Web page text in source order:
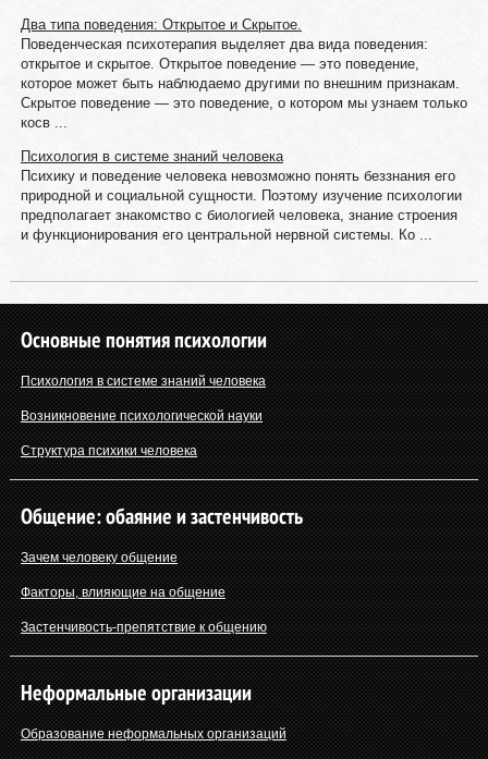
Два типа поведения: Открытое и Скрытое.
Поведенческая психотерапия выделяет два вида поведения:
открытое и скрытое. Открытое поведение — это поведение,
которое может быть наблюдаемо другими по внешним признакам.
Скрытое поведение — это поведение, о котором мы узнаем только
косв ...
Психология в системе знаний человека
Психику и поведение человека невозможно понять беззнания его
природной и социальной сущности. Поэтому изучение психологии
предполагает знакомство с биологией человека, знание строения
и функционирования его центральной нервной системы. Ко ...
Основные понятия психологии
Психология в системе знаний человека
Возникновение психологической науки
Структура психики человека
Общение: обаяние и застенчивость
Зачем человеку общение
Факторы, влияющие на общение
Застенчивость-препятствие к общению
Неформальные организации
Образование неформальных организаций